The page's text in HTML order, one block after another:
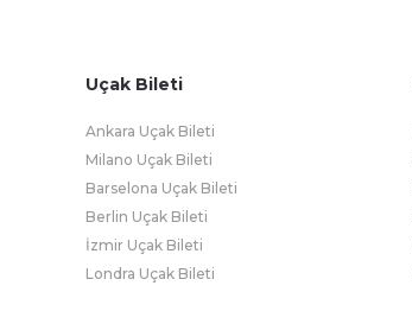
Uçak Bileti
Ankara Uçak Bileti
Milano Uçak Bileti
Barselona Uçak Bileti
Berlin Uçak Bileti
İzmir Uçak Bileti
Londra Uçak Bileti